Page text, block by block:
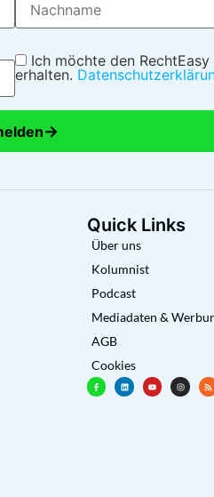
Ich möchte den
erhalten.
→
Quick Links
Über uns
Kolumnist
Podcast
Mediadaten &
AGB
Cookies